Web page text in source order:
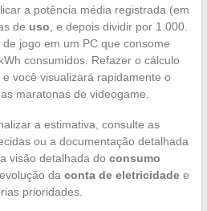
a potência média registrada (em
de uso , e depois dividir por 1.000.
jogo em um PC que consome
consumidos. Refazer o cálculo
você visualizará rapidamente o
maratonas de videogame.
a estimativa, consulte as
ou a documentação detalhada
visão detalhada do consumo
da conta de eletricidadee
prioridades.